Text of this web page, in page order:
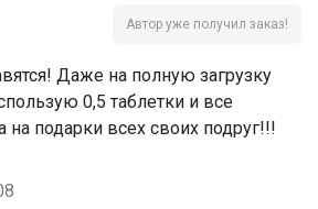
Автор уже получил заказ!
Даже на полную загрузку
0,5 таблетки и все
на подарки всех своих подруг!!!